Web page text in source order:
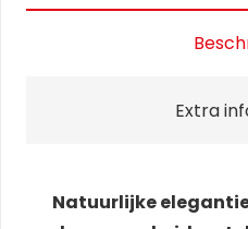
Extra
Natuurlijke